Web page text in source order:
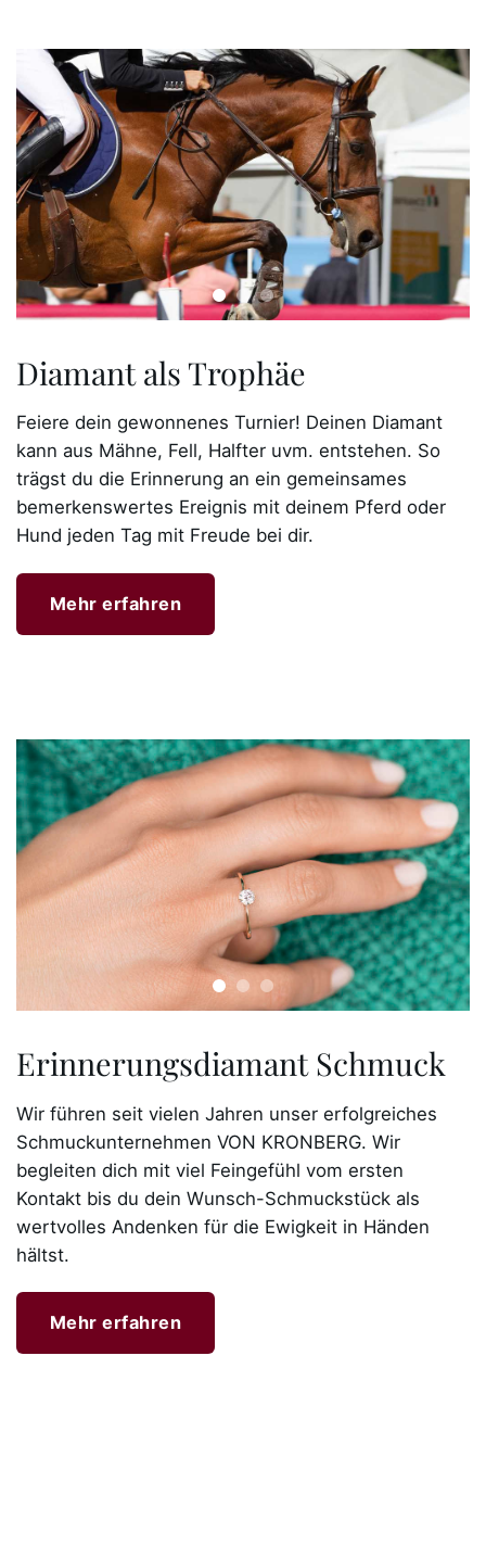
Diamant als Trophäe
Feiere dein gewonnenes Turnier! Deinen Diamant
kann aus Mähne, Fell, Halfter uvm. entstehen. So
trägst du die Erinnerung an ein gemeinsames
bemerkenswertes Ereignis mit deinem Pferd oder
Hund jeden Tag mit Freude bei dir.
Mehr erfahren
Erinnerungsdiamant Schmuck
Wir führen seit vielen Jahren unser erfolgreiches
Schmuckunternehmen VON KRONBERG. Wir
begleiten dich mit viel Feingefühl vom ersten
Kontakt bis du dein Wunsch-Schmuckstück als
wertvolles Andenken für die Ewigkeit in Händen
hältst.
Mehr erfahren